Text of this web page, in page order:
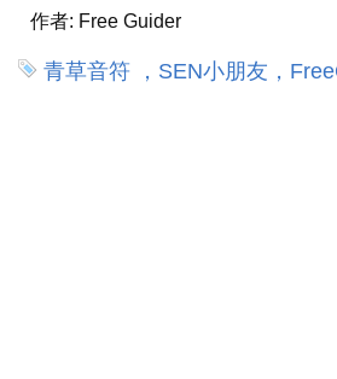
作者: Free Guider
青草音符 ，SEN小朋友，